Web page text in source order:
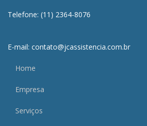
Telefone: (11) 2364-8076
E-mail: contato@jcassistencia.com.br
Home
Empresa
Serviços